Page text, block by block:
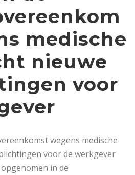
medische
nieuwe
voor
wegens medische
voor de werkgever
in de